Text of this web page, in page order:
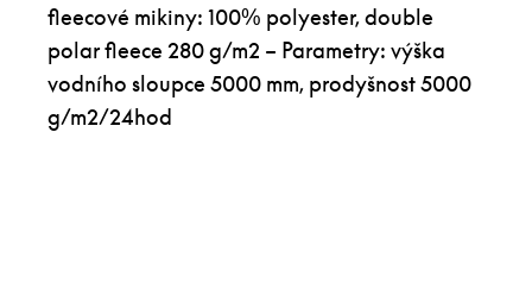
fleecové mikiny: 100% polyester, double
polar fleece 280 g/m2 – Parametry: výška
vodního sloupce 5000 mm, prodyšnost 5000
g/m2/24hod